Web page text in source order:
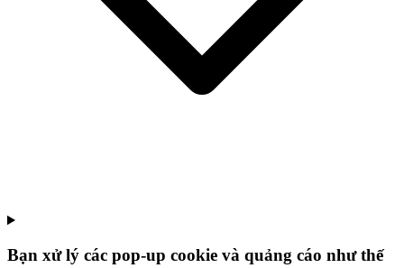
Bạn xử lý các pop-up cookie và quảng cáo như thế